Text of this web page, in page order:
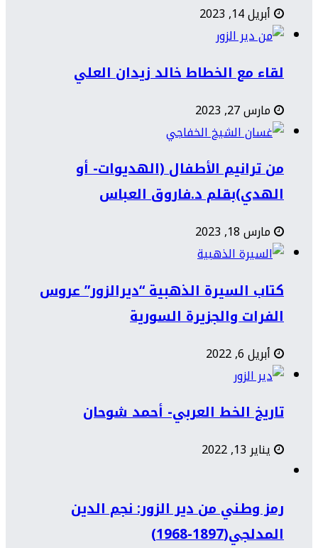
أبريل 14, 2023
لقاء مع الخطاط خالد زيدان العلي
مارس 27, 2023
من ترانيم الأطفال (الهديوات- أو
الهدي)بقلم د.فاروق العباس
مارس 18, 2023
كتاب السيرة الذهبية “ديرالزور” عروس
الفرات والجزيرة السورية
أبريل 6, 2022
تاريخ الخط العربي- أحمد شوحان
يناير 13, 2022
رمز وطني من دير الزور: نجم الدين
المدلجي(1897-1968)